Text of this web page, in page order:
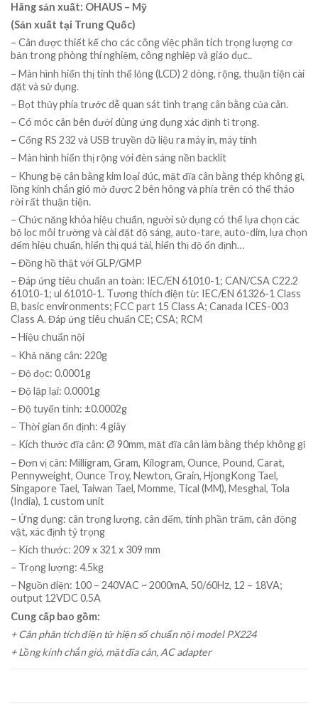
Hãng sản xuất: OHAUS – Mỹ
(Sản xuất tại Trung Quốc)
– Cân được thiết kế cho các công việc phân tích trọng lượng cơ
bản trong phòng thí nghiệm, công nghiệp và giáo dục..
– Màn hình hiển thị tinh thể lỏng (LCD) 2 dòng, rộng, thuận tiện cài
đặt và sử dụng.
– Bọt thủy phía trước dễ quan sát tình trạng cân bằng của cân.
– Có móc cân bên dưới dùng ứng dụng xác định tỉ trọng.
– Cổng RS 232 và USB truyền dữ liệu ra máy in, máy tính
– Màn hình hiển thị rộng với đèn sáng nền backlit
– Khung bệ cân bằng kim loại đúc, mặt đĩa cân bằng thép không gỉ,
lồng kính chắn gió mở được 2 bên hông và phía trên có thể tháo
rời rất thuận tiện.
– Chức năng khóa hiệu chuẩn, người sử dụng có thể lựa chọn các
bộ lọc môi trường và cài đặt độ sáng, auto-tare, auto-dim, lựa chọn
đểm hiệu chuẩn, hiển thị quá tải, hiển thị độ ổn định…
– Đồng hồ thật với GLP/GMP
– Đáp ứng tiêu chuẩn an toàn: IEC/EN 61010-1; CAN/CSA C22.2
61010-1; ul 61010-1. Tương thích điện từ: IEC/EN 61326-1 Class
B, basic environments; FCC part 15 Class A; Canada ICES-003
Class A. Đáp ứng tiêu chuẩn CE; CSA; RCM
– Hiệu chuẩn nội
– Khả năng cân: 220g
– Độ đọc: 0.0001g
– Độ lặp lại: 0.0001g
– Độ tuyến tính: ±0.0002g
– Thời gian ổn định: 4 giây
– Kích thước đĩa cân: Ø 90mm, mặt đĩa cân làm bằng thép không gỉ
– Đơn vị cân: Milligram, Gram, Kilogram, Ounce, Pound, Carat,
Pennyweight, Ounce Troy, Newton, Grain, HjongKong Tael,
Singapore Tael, Taiwan Tael, Momme, Tical (MM), Mesghal, Tola
(India), 1 custom unit
– Ứng dụng: cân trọng lượng, cân đếm, tính phần trăm, cân động
vật, xác định tỷ trọng
– Kích thước: 209 x 321 x 309 mm
– Trọng lượng: 4.5kg
– Nguồn điện: 100 – 240VAC ~ 2000mA, 50/60Hz, 12 – 18VA;
output 12VDC 0.5A
Cung cấp bao gồm:
+ Cân phân tích điện tử hiện số chuẩn nội model PX224
+ Lồng kính chắn gió, mặt đĩa cân, AC adapter